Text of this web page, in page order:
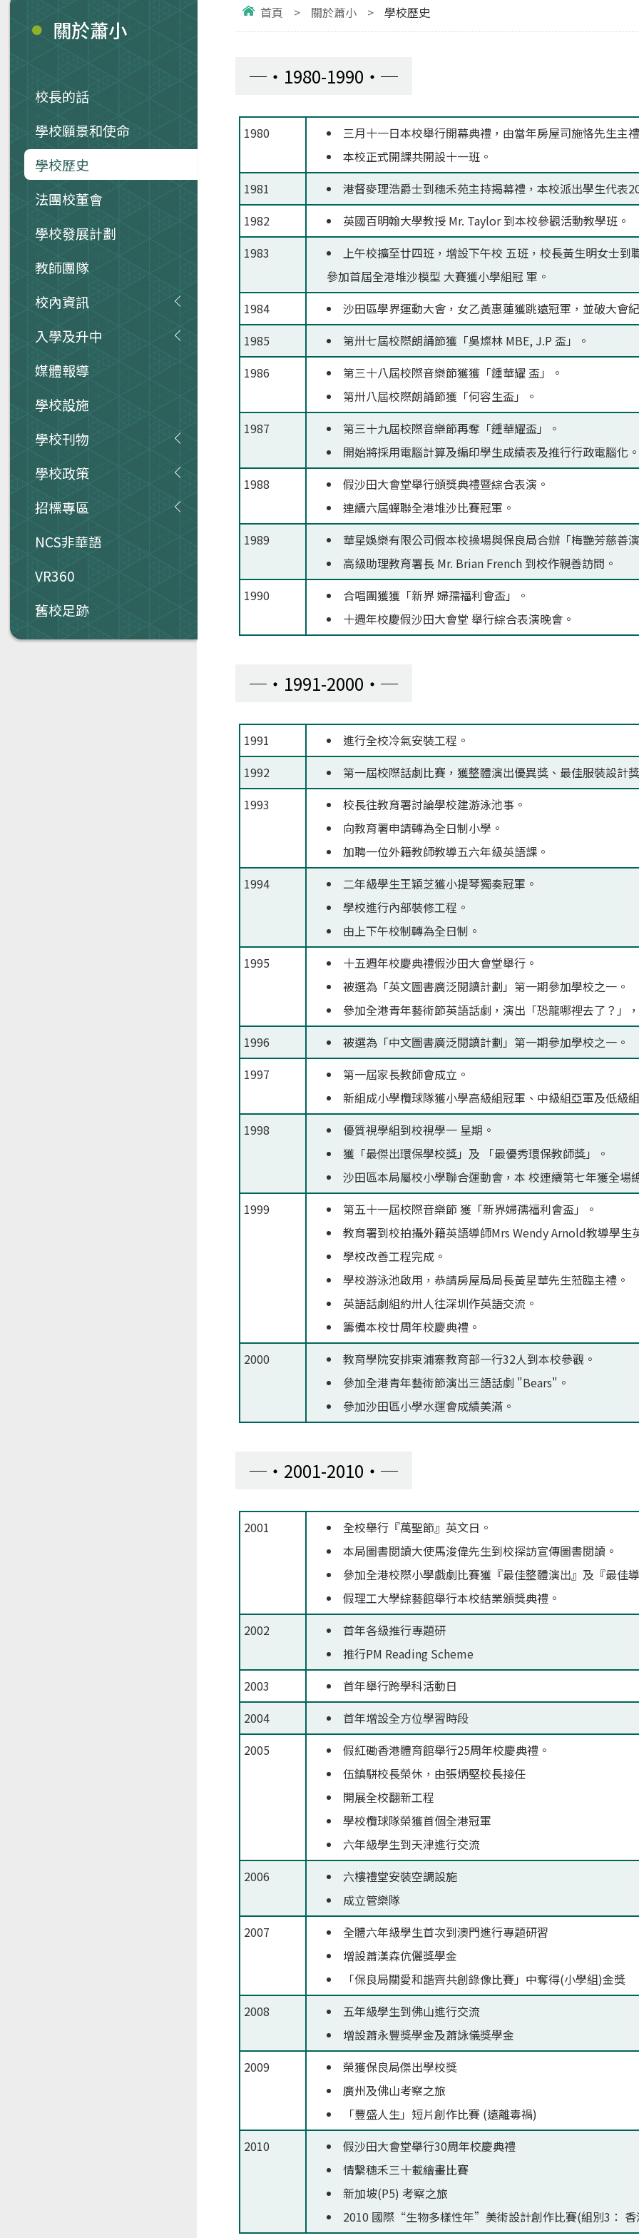
首頁 > 關於蕭小 > 學校歷史
1980-1990
1980
三月十一日本校舉行開幕典禮，由當年房屋司施恪先生主
本校正式開課共開設十一班。
1981
港督麥理浩爵士到穗禾苑主持揭幕禮，本校派出學生代表
1982
英國百明翰大學教授 Mr. Taylor 到本校參觀活動教學班。
1983
上午校擴至廿四班，增設下午校 五班，校長黃生明女士到
參加首屆全港堆沙模型 大賽獲小學組冠 軍。
1984
沙田區學界運動大會，女乙黃惠蓮獲跳遠冠軍，並破大會
1985
第卅七屆校際朗誦節獲「吳燦林 MBE, J.P 盃」。
1986
第三十八屆校際音樂節獲獲「鍾華耀 盃」。
第卅八屆校際朗誦節獲「何容生盃」。
1987
第三十九屆校際音樂節再奪「鍾華耀盃」。
開始將採用電腦計算及編印學生成績表及推行行政電腦化。
1988
假沙田大會堂舉行頒獎典禮暨綜合表演。
連續六屆蟬聯全港堆沙比賽冠軍。
1989
華星娛樂有限公司假本校操場與保良局合辦「梅艷芳慈善
高級助理教育署長 Mr. Brian French 到校作親善訪問。
1990
合唱團獲獲「新界 婦孺福利會盃」。
十週年校慶假沙田大會堂 舉行綜合表演晚會。
1991-2000
1991
進行全校冷氣安裝工程。
1992
第一屆校際話劇比賽，獲整體演出優異獎、最佳服裝設計
1993
校長往教育署討論學校建游泳池事。
向教育署申請轉為全日制小學。
加聘一位外籍教師教導五六年級英語課。
1994
二年級學生王穎芝獲小提琴獨奏冠軍。
學校進行內部裝修工程。
由上下午校制轉為全日制。
1995
十五週年校慶典禮假沙田大會堂舉行。
被選為「英文圖書廣泛閱讀計劃」第一期參加學校之一。
參加全港青年藝術節英語話劇，演出「恐龍哪裡去了？」
1996
被選為「中文圖書廣泛閱讀計劃」第一期參加學校之一。
1997
第一屆家長教師會成立。
新組成小學欖球隊獲小學高級組冠軍、中級組亞軍及低級
1998
優質視學組到校視學一 星期。
獲「最傑出環保學校獎」及 「最優秀環保教師獎」。
沙田區本局屬校小學聯合運動會，本 校連續第七年獲全場
1999
第五十一屆校際音樂節 獲「新界婦孺福利會盃」。
教育署到校拍攝外籍英語導師Mrs Wendy Arnold教導學生
學校改善工程完成。
學校游泳池啟用，恭請房屋局局長黃星華先生蒞臨主禮。
英語話劇組約卅人往深圳作英語交流。
籌備本校廿周年校慶典禮。
2000
教育學院安排柬浦寨教育部一行32人到本校參觀。
參加全港青年藝術節演出三語話劇 "Bears"。
參加沙田區小學水運會成績美滿。
2001-2010
2001
全校舉行『萬聖節』英文日。
本局圖書閱讀大使馬浚偉先生到校探訪宣傳圖書閱讀。
參加全港校際小學戲劇比賽獲『最佳整體演出』及『最佳
假理工大學綜藝館舉行本校結業頒獎典禮。
2002
首年各級推行專題研
推行PM Reading Scheme
2003
首年舉行跨學科活動日
2004
首年增設全方位學習時段
2005
假紅磡香港體育館舉行25周年校慶典禮。
伍鎮駢校長榮休，由張炳堅校長接任
開展全校翻新工程
學校欖球隊榮獲首個全港冠軍
六年級學生到天津進行交流
2006
六樓禮堂安裝空調設施
成立管樂隊
2007
全體六年級學生首次到澳門進行專題研習
增設蕭漢森伉儷獎學金
「保良局關愛和諧齊共創錄像比賽」中奪得(小學組)金獎
2008
五年級學生到佛山進行交流
增設蕭永豐獎學金及蕭詠儀獎學金
2009
榮獲保良局傑出學校獎
廣州及佛山考察之旅
「豐盛人生」短片創作比賽 (遠離毒禍)
2010
假沙田大會堂舉行30周年校慶典禮
情繫穗禾三十載繪畫比賽
新加坡(P5) 考察之旅
2010 國際“生物多樣性年”美術設計創作比賽(組別3： 香
關於蕭小
校長的話
學校願景和使命
學校歷史
法團校董會
學校發展計劃
教師團隊
校內資訊
入學及升中
媒體報導
學校設施
學校刊物
學校政策
招標專區
NCS非華語
VR360
舊校足跡